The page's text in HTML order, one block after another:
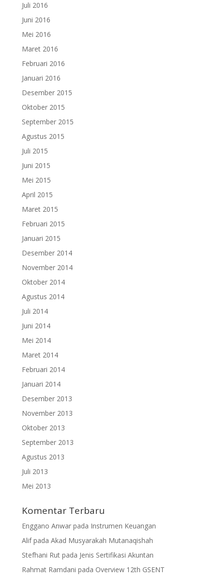
Juli 2016
Juni 2016
Mei 2016
Maret 2016
Februari 2016
Januari 2016
Desember 2015
Oktober 2015
September 2015
Agustus 2015
Juli 2015
Juni 2015
Mei 2015
April 2015
Maret 2015
Februari 2015
Januari 2015
Desember 2014
November 2014
Oktober 2014
Agustus 2014
Juli 2014
Juni 2014
Mei 2014
Maret 2014
Februari 2014
Januari 2014
Desember 2013
November 2013
Oktober 2013
September 2013
Agustus 2013
Juli 2013
Mei 2013
Komentar Terbaru
Enggano Anwarpada Instrumen Keuangan
Alifpada Akad Musyarakah Mutanaqishah
Stefhani Rutpada Jenis Sertifikasi Akuntan
Rahmat Ramdani pada Overview 12th GSENT